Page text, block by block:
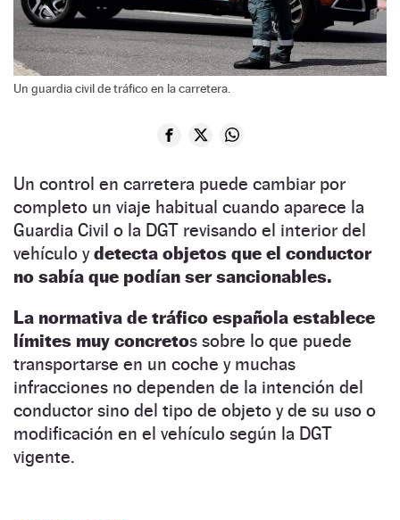
Un guardia civil de tráfico en la carretera.
Un control en carretera puede cambiar por
completo un viaje habitual cuando aparece la
Guardia Civil o la DGT revisando el interior del
vehículo ydetecta objetos que el conductor
no sabía que podían ser sancionables.
La normativa de tráfico española establece
límites muy concretos sobre lo que puede
transportarse en un coche y muchas
infracciones no dependen de la intención del
conductor sino del tipo de objeto y de su uso o
modificación en el vehículo según la DGT
vigente.